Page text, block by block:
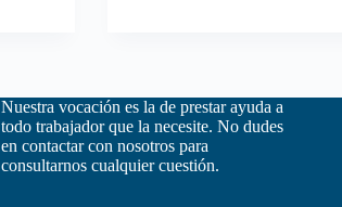
Nuestra vocación es la de prestar ayuda a
todo trabajador que la necesite. No dudes
en contactar con nosotros para
consultarnos cualquier cuestión.